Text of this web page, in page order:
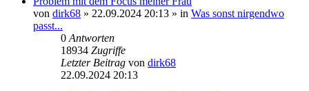
von dirk68 » 22.09.2024 20:13 » in Was sonst nirgendwo
passt...
0 Antworten
18934 Zugriffe
Letzter Beitrag von dirk68
22.09.2024 20:13